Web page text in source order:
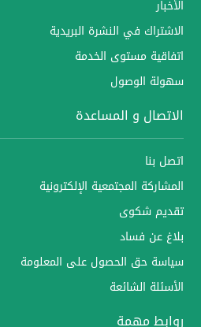
الأخبار
الاشتراك في النشرة البريدية
اتفاقية مستوى الخدمة
سهولة الوصول
الاتصال و المساعدة
اتصل بنا
المشاركة المجتمعية الإلكترونية
تقديم شكوى
بلاغ عن فساد
سياسة حق الحصول على المعلومة
الأسئلة الشائعة
روابط مهمة